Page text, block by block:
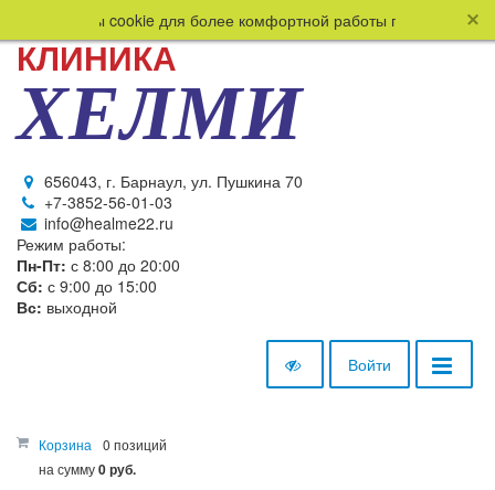
файлы cookie для более комфортной работы пользователя.
КЛИНИКА
ХЕЛМИ
656043, г. Барнаул, ул. Пушкина 70
+7-3852-56-01-03
info@healme22.ru
Режим работы:
Пн-Пт: с 8:00 до 20:00
Сб: с 9:00 до 15:00
Вс: выходной
Войти
Корзина
0 позиций
на сумму0 руб.